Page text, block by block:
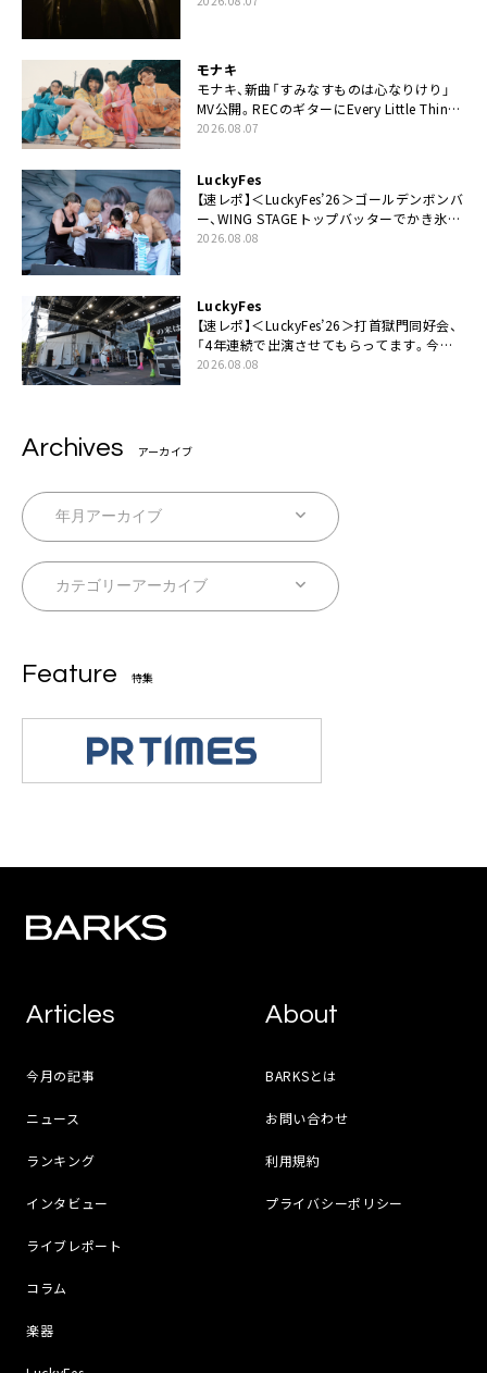
モナキ
モナキ、新曲「すみなすものは心なりけり」
MV公開。RECのギターにEvery Little Thing・
伊藤一朗参加も
2026.08.07
LuckyFes
【速レポ】＜LuckyFes’26＞ゴールデンボンバ
ー、WING STAGEトップバッターでかき氷爆
食いや瓦割り「みなさん完璧です！」
2026.08.08
LuckyFes
【速レポ】＜LuckyFes’26＞打首獄門同好会、
「4年連続で出演させてもらってます。今日
もとびっきり暑いですね」
2026.08.08
Archives アーカイブ
Feature 特集
Articles
今月の記事
ニュース
ランキング
インタビュー
ライブレポート
コラム
楽器
About
BARKSとは
お問い合わせ
利用規約
プライバシーポリシー